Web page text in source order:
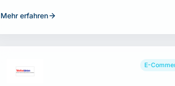
Mehr erfahren
E-